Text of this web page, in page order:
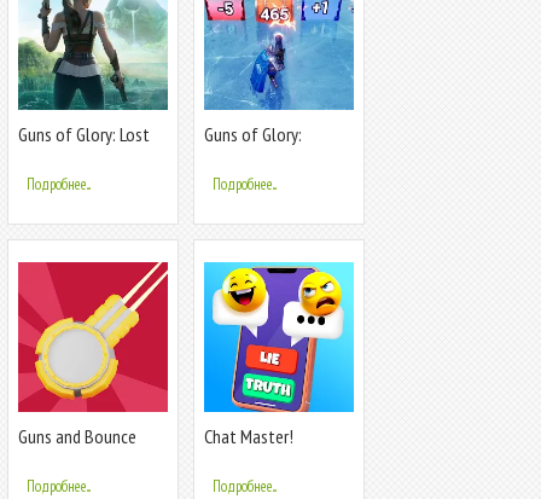
Guns of Glory: Lost
Подробнее...
Guns of Glory:
Подробнее...
Guns and Bounce
Подробнее...
Chat Master!
Подробнее...